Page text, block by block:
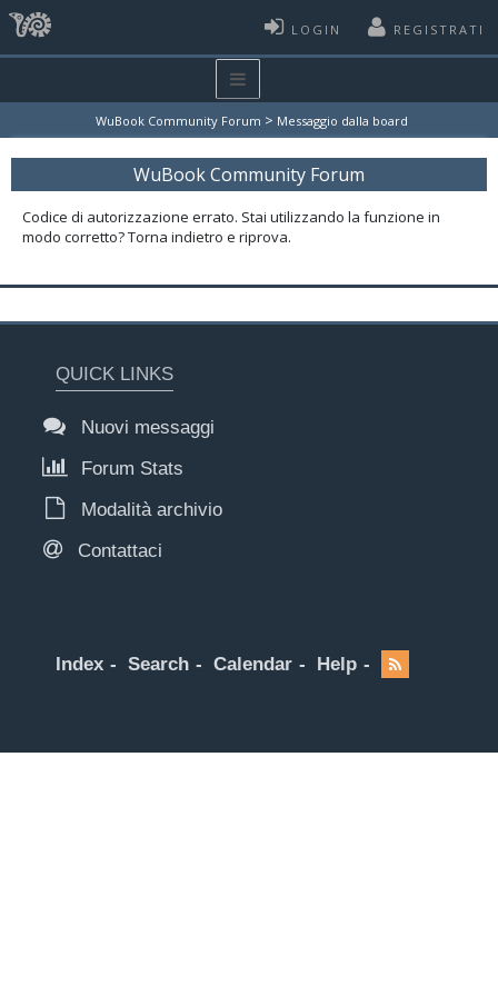
LOGIN REGISTRATI
WuBook Community Forum > Messaggio dalla board
WuBook Community Forum
Codice di autorizzazione errato. Stai utilizzando la funzione in
modo corretto? Torna indietro e riprova.
QUICK LINKS
Nuovi messaggi
Forum Stats
Modalità archivio
Contattaci
Index Search Calendar Help